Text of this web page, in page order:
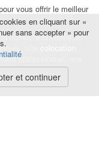
nuitée, à la semaine,
une
professionnel, une
vous offrir le meilleur
en cliquant sur «
sans accepter » pour
et continuer